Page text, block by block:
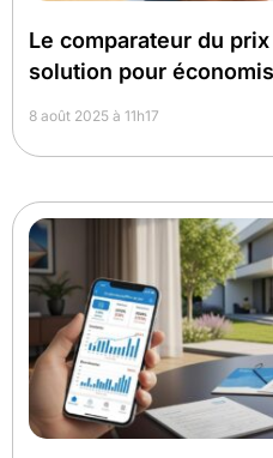
Le comparateur du
solution pour
8 août 2025 à 11h17